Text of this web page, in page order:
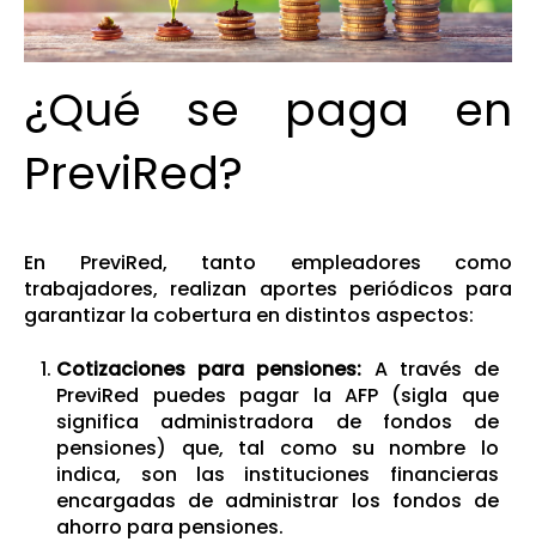
¿Qué se paga en
PreviRed?
En PreviRed, tanto empleadores como
trabajadores, realizan aportes periódicos para
garantizar la cobertura en distintos aspectos:
Cotizaciones para pensiones: A través de
PreviRed puedes pagar la AFP (sigla que
significa administradora de fondos de
pensiones) que, tal como su nombre lo
indica, son las instituciones financieras
encargadas de administrar los fondos de
ahorro para pensiones.